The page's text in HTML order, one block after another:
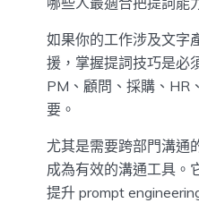
如果你的工作涉及文字
援，掌握提詞技巧是必
PM、顧問、採購、HR
要。
尤其是需要跨部門溝通
成為有效的溝通工具。
提升 prompt